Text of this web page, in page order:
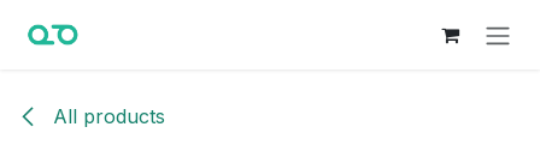
All products